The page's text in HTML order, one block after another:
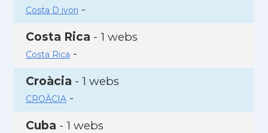
Costa D ivori -
Costa Rica - 1 webs
Costa Rica -
Croàcia - 1 webs
CROÀCIA-
Cuba - 1 webs